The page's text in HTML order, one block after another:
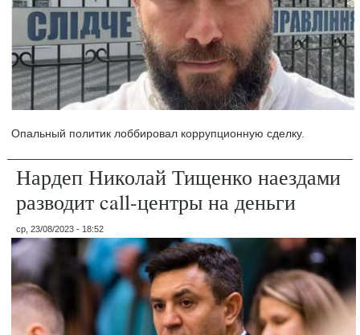
Опальный политик лоббировал коррупционную сделку.
Нардеп Николай Тищенко наездами
разводит call-центры на деньги
ср, 23/08/2023 - 18:52